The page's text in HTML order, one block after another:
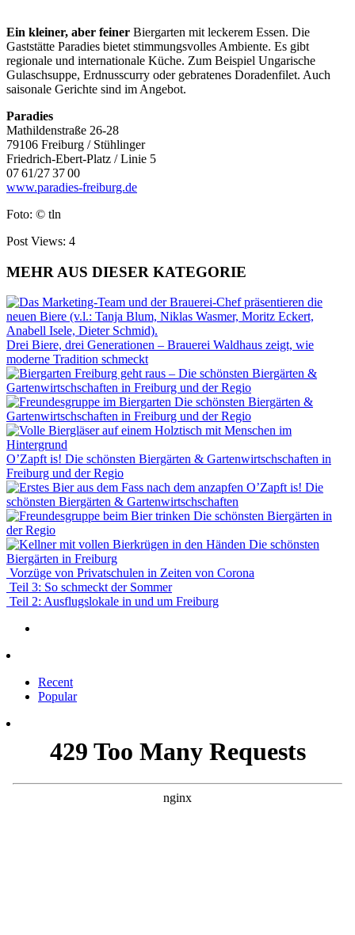
Ein kleiner, aber feiner Biergarten mit leckerem Essen. Die
Gaststätte Paradies bietet stimmungsvolles Ambiente. Es gibt
regionale und internationale Küche. Zum Beispiel Ungarische
Gulaschsuppe, Erdnusscurry oder gebratenes Doradenfilet. Auch
saisonale Gerichte sind im Angebot.
Paradies
Mathildenstraße 26-28
79106 Freiburg / Stühlinger
Friedrich-Ebert-Platz / Linie 5
07 61/27 37 00
www.paradies-freiburg.de
Foto: © tln
Post Views: 4
MEHR AUS DIESER KATEGORIE
Drei Biere, drei Generationen – Brauerei Waldhaus zeigt, wie
moderne Tradition schmeckt
Freiburg geht raus – Die schönsten Biergärten &
Gartenwirtschschaften in Freiburg und der Regio
Die schönsten Biergärten &
Gartenwirtschschaften in Freiburg und der Regio
O’Zapft is! Die schönsten Biergärten & Gartenwirtschschaften in
Freiburg und der Regio
O’Zapft is! Die
schönsten Biergärten & Gartenwirtschschaften
Die schönsten Biergärten in
der Regio
Die schönsten
Biergärten in Freiburg
Vorzüge von Privatschulen in Zeiten von Corona
Teil 3: So schmeckt der Sommer
Teil 2: Ausflugslokale in und um Freiburg
Recent
Popular